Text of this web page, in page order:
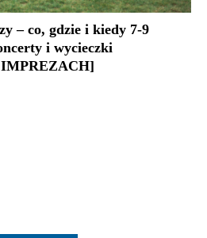
– co, gdzie i kiedy 7-9
i wycieczki